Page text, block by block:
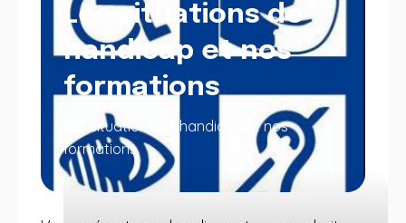
Les situations de
handicap et nos
formations
Les situations de handicap et nos
formations